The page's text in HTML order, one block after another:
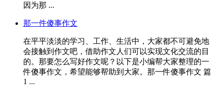
因为那 ...
那一件傻事作文
在平平淡淡的学习、工作、生活中，大家都不可避免地
会接触到作文吧，借助作文人们可以实现文化交流的目
的。那要怎么写好作文呢？以下是小编帮大家整理的一
件傻事作文，希望能够帮助到大家。那一件傻事作文 篇
1 ...